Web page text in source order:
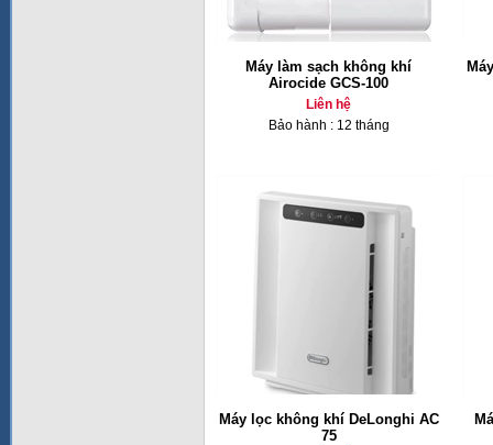
Máy làm sạch không khí
Airocide GCS-100
Liên hệ
Bảo hành : 12 tháng
Máy lọc không khí DeLonghi AC
75